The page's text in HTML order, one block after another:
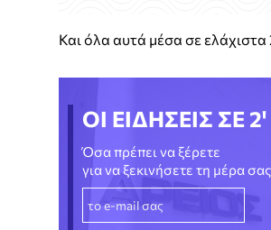
Και όλα αυτά μέσα σε ελάχιστα
ΟΙ ΕΙΔΗΣΕΙΣ ΣΕ 2'
Όσα πρέπει να ξέρετε
για να ξεκινήσετε τη μέρα